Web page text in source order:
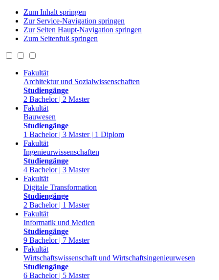
Zum Inhalt springen
Zur Service-Navigation springen
Zur Seiten Haupt-Navigation springen
Zum Seitenfuß springen
Fakultät
Architektur und Sozialwissenschaften
Studiengänge
2 Bachelor | 2 Master
Fakultät
Bauwesen
Studiengänge
1 Bachelor | 3 Master | 1 Diplom
Fakultät
Ingenieurwissenschaften
Studiengänge
4 Bachelor | 3 Master
Fakultät
Digitale Transformation
Studiengänge
2 Bachelor | 1 Master
Fakultät
Informatik und Medien
Studiengänge
9 Bachelor | 7 Master
Fakultät
Wirtschaftswissenschaft und Wirtschaftsingenieurwesen
Studiengänge
6 Bachelor | 5 Master